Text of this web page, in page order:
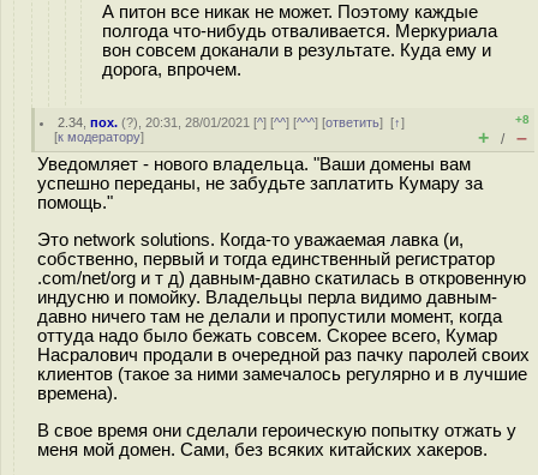
А питон все никак не может. Поэтому каждые
полгода что-нибудь отваливается. Меркуриала
вон совсем доканали в результате. Куда ему и
дорога, впрочем.
2.34 ,пох. (?), 20:31, 28/01/2021 [^] [^^] [^^^] [ответить][↑]
[к модератору]
+8
+ / –
Уведомляет - нового владельца. "Ваши домены вам
успешно переданы, не забудьте заплатить Кумару за
помощь."
Это network solutions. Когда-то уважаемая лавка (и,
собственно, первый и тогда единственный регистратор
.com/net/org и т д) давным-давно скатилась в откровенную
индусню и помойку. Владельцы перла видимо давным-
давно ничего там не делали и пропустили момент, когда
оттуда надо было бежать совсем. Скорее всего, Кумар
Наcpалович продали в очередной раз пачку паролей своих
клиентов (такое за ними замечалось регулярно и в лучшие
времена).
В свое время они сделали героическую попытку отжать у
меня мой домен. Сами, без всяких китайских хакеров.